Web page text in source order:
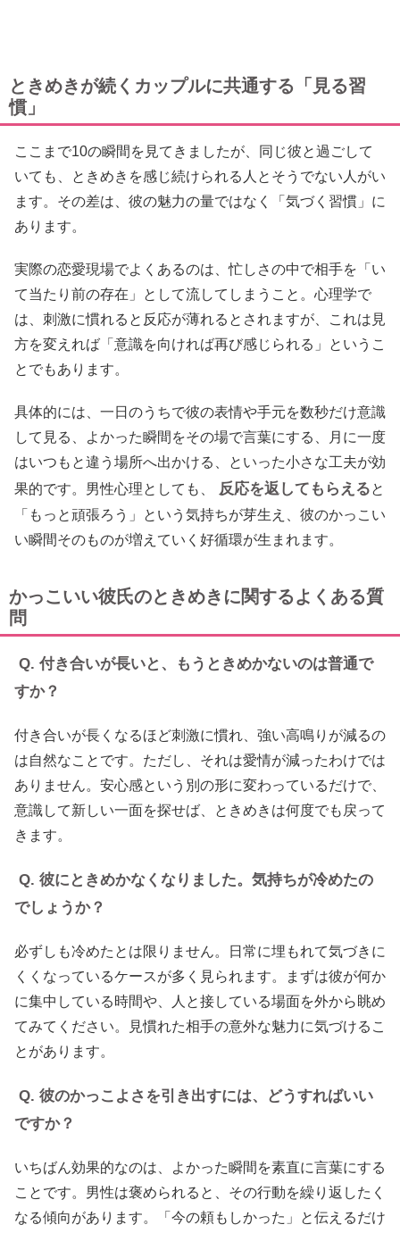
ときめきが続くカップルに共通する「見る習
慣」
ここまで10の瞬間を見てきましたが、同じ彼と過ごして
いても、ときめきを感じ続けられる人とそうでない人がい
ます。その差は、彼の魅力の量ではなく「気づく習慣」に
あります。
実際の恋愛現場でよくあるのは、忙しさの中で相手を「い
て当たり前の存在」として流してしまうこと。心理学で
は、刺激に慣れると反応が薄れるとされますが、これは見
方を変えれば「意識を向ければ再び感じられる」というこ
とでもあります。
具体的には、一日のうちで彼の表情や手元を数秒だけ意識
して見る、よかった瞬間をその場で言葉にする、月に一度
はいつもと違う場所へ出かける、といった小さな工夫が効
果的です。男性心理としても、
反応を返してもらえると
「もっと頑張ろう」という気持ちが芽生え、彼のかっこい
い瞬間そのものが増えていく好循環が生まれます。
かっこいい彼氏のときめきに関するよくある質
問
Q. 付き合いが長いと、もうときめかないのは普通で
すか？
付き合いが長くなるほど刺激に慣れ、強い高鳴りが減るの
は自然なことです。ただし、それは愛情が減ったわけでは
ありません。安心感という別の形に変わっているだけで、
意識して新しい一面を探せば、ときめきは何度でも戻って
きます。
Q. 彼にときめかなくなりました。気持ちが冷めたの
でしょうか？
必ずしも冷めたとは限りません。日常に埋もれて気づきに
くくなっているケースが多く見られます。まずは彼が何か
に集中している時間や、人と接している場面を外から眺め
てみてください。見慣れた相手の意外な魅力に気づけるこ
とがあります。
Q. 彼のかっこよさを引き出すには、どうすればいい
ですか？
いちばん効果的なのは、よかった瞬間を素直に言葉にする
ことです。男性は褒められると、その行動を繰り返したく
なる傾向があります。「今の頼もしかった」と伝えるだけ